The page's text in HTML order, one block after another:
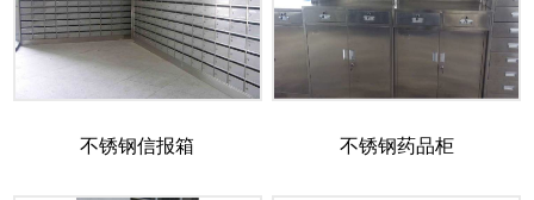
不锈钢信报箱 不锈钢药品柜